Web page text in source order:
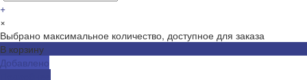
+
×
Выбрано максимальное количество, доступное для заказа
В корзину
Добавлено